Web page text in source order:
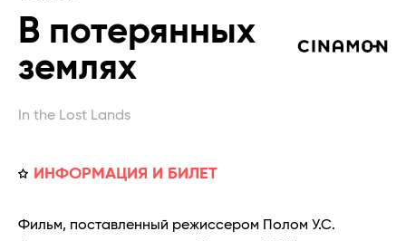
В потерянных
землях
In the Lost Lands
ИНФОРМАЦИЯ И БИЛЕТ
Фильм, поставленный режиссером Полом У.С.